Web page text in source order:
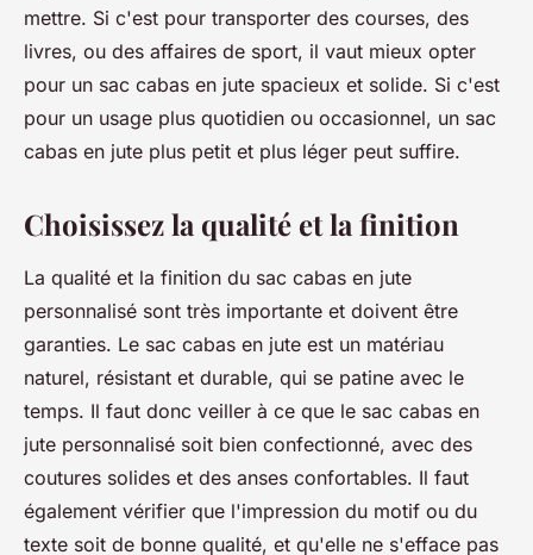
mettre. Si c'est pour transporter des courses, des
livres, ou des affaires de sport, il vaut mieux opter
pour un sac cabas en jute spacieux et solide. Si c'est
pour un usage plus quotidien ou occasionnel, un sac
cabas en jute plus petit et plus léger peut suffire.
Choisissez la qualité et la finition
La qualité et la finition du sac cabas en jute
personnalisé sont très importante et doivent être
garanties. Le sac cabas en jute est un matériau
naturel, résistant et durable, qui se patine avec le
temps. Il faut donc veiller à ce que le sac cabas en
jute personnalisé soit bien confectionné, avec des
coutures solides et des anses confortables. Il faut
également vérifier que l'impression du motif ou du
texte soit de bonne qualité, et qu'elle ne s'efface pas